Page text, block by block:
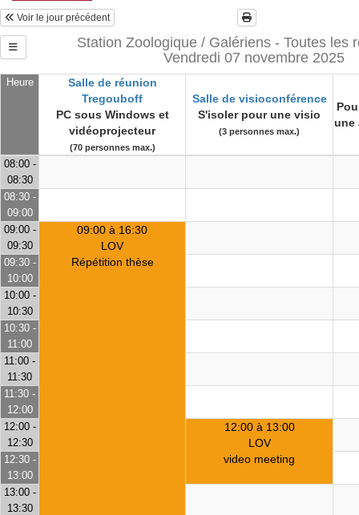
Voir le jour précédent
Station Zoologique / Galériens - Toutes les
Vendredi 07 novembre 2025
Heure
Salle de réunion
Tregouboff
PC sous Windows et
vidéoprojecteur
(70 personnes max.)
Salle de visioconférence
S'isoler pour une visio
(3 personnes max.)
une
08:00 -
08:30
08:30 -
09:00
09:00 -
09:30
09:00 à 16:30
LOV
Répétition thèse
09:30 -
10:00
10:00 -
10:30
10:30 -
11:00
11:00 -
11:30
11:30 -
12:00
12:00 -
12:30
12:00 à 13:00
LOV
video meeting
12:30 -
13:00
13:00 -
13:30